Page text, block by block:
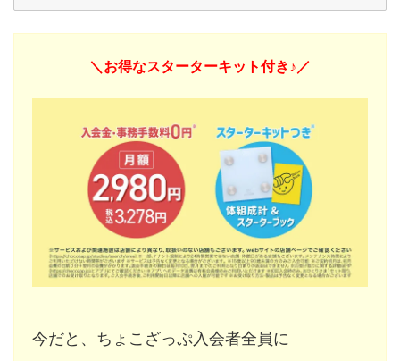
＼お得なスターターキット付き♪／
今だと、ちょこざっぷ入会者全員に